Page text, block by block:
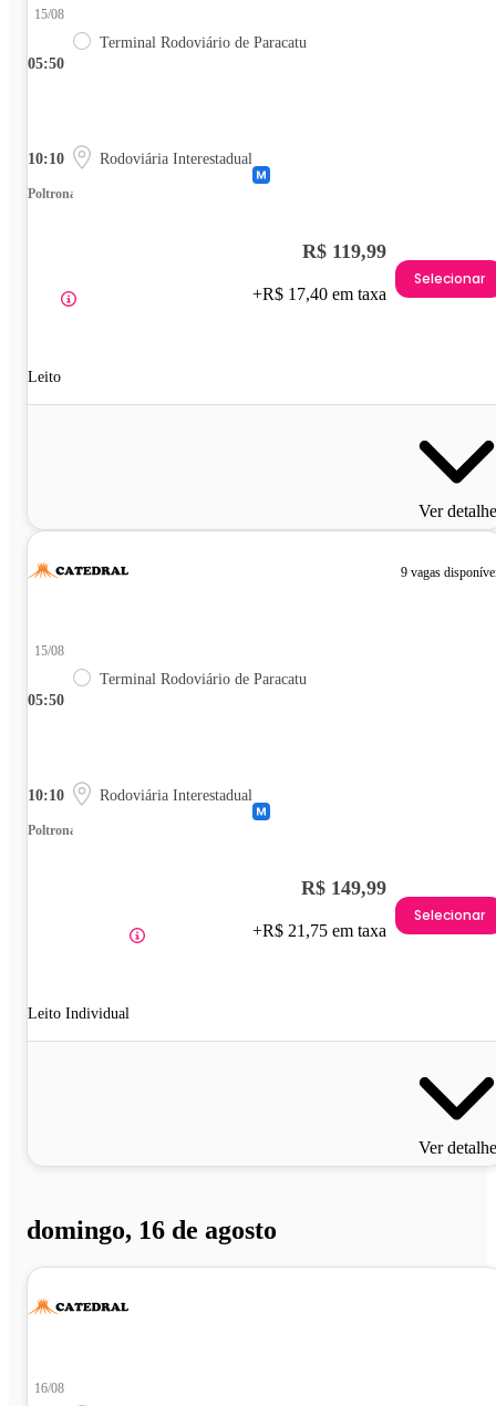
05:50
15/08
Terminal Rodoviário de Paracatu
10:10 Rodoviária Interestadual
Poltrona
Leito
R$ 119,99
+R$ 17,40 em taxa
Selecionar
Ver
9 vagas
05:50
15/08
Terminal Rodoviário de Paracatu
10:10 Rodoviária Interestadual
Poltrona
Leito Individual
R$ 149,99
+R$ 21,75 em taxa
Selecionar
Ver
domingo, 16 de agosto
16/08